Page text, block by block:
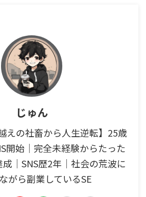
じゅん
えの社畜から人生逆転】25歳
開始｜完全未経験からたった
｜SNS歴2年｜社会の荒波に
がら副業しているSE